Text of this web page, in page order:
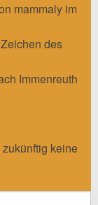
mammaly im
des
Immenreuth
keine